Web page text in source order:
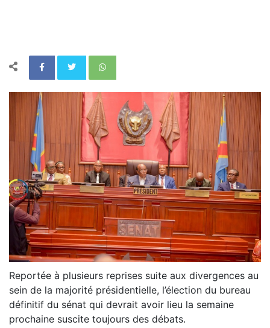
Reportée à plusieurs reprises suite aux divergences au
sein de la majorité présidentielle, l’élection du bureau
définitif du sénat qui devrait avoir lieu la semaine
prochaine suscite toujours des débats.